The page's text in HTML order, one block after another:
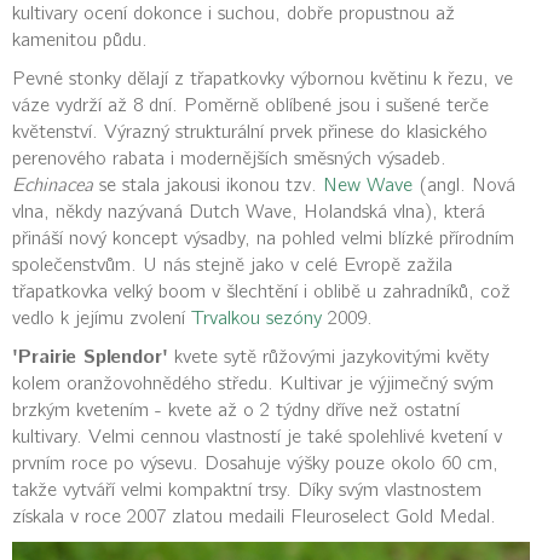
kultivary ocení dokonce i suchou, dobře propustnou až
kamenitou půdu.
Pevné stonky dělají z třapatkovky výbornou květinu k řezu, ve
váze vydrží až 8 dní. Poměrně oblíbené jsou i sušené terče
květenství. Výrazný strukturální prvek přinese do klasického
perenového rabata i modernějších směsných výsadeb.
Echinacea se stala jakousi ikonou tzv. New Wave (angl. Nová
vlna, někdy nazývaná Dutch Wave, Holandská vlna), která
přináší nový koncept výsadby, na pohled velmi blízké přírodním
společenstvům. U nás stejně jako v celé Evropě zažila
třapatkovka velký boom v šlechtění i oblibě u zahradníků, což
vedlo k jejímu zvolení Trvalkou sezóny 2009.
'Prairie Splendor' kvete sytě růžovými jazykovitými květy
kolem oranžovohnědého středu. Kultivar je výjimečný svým
brzkým kvetením - kvete až o 2 týdny dříve než ostatní
kultivary. Velmi cennou vlastností je také spolehlivé kvetení v
prvním roce po výsevu. Dosahuje výšky pouze okolo 60 cm,
takže vytváří velmi kompaktní trsy. Díky svým vlastnostem
získala v roce 2007 zlatou medaili Fleuroselect Gold Medal.